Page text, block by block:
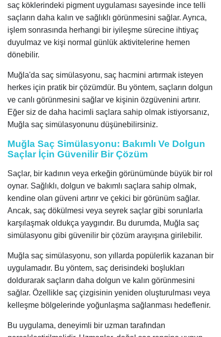
saç köklerindeki pigment uygulaması sayesinde ince telli
saçların daha kalın ve sağlıklı görünmesini sağlar. Ayrıca,
işlem sonrasında herhangi bir iyileşme sürecine ihtiyaç
duyulmaz ve kişi normal günlük aktivitelerine hemen
dönebilir.
Muğla'da saç simülasyonu, saç hacmini artırmak isteyen
herkes için pratik bir çözümdür. Bu yöntem, saçların dolgun
ve canlı görünmesini sağlar ve kişinin özgüvenini artırır.
Eğer siz de daha hacimli saçlara sahip olmak istiyorsanız,
Muğla saç simülasyonunu düşünebilirsiniz.
Muğla Saç Simülasyonu: Bakımlı Ve Dolgun
Saçlar İçin Güvenilir Bir Çözüm
Saçlar, bir kadının veya erkeğin görünümünde büyük bir rol
oynar. Sağlıklı, dolgun ve bakımlı saçlara sahip olmak,
kendine olan güveni artırır ve çekici bir görünüm sağlar.
Ancak, saç dökülmesi veya seyrek saçlar gibi sorunlarla
karşılaşmak oldukça yaygındır. Bu durumda, Muğla saç
simülasyonu gibi güvenilir bir çözüm arayışına girilebilir.
Muğla saç simülasyonu, son yıllarda popülerlik kazanan bir
uygulamadır. Bu yöntem, saç derisindeki boşlukları
doldurarak saçların daha dolgun ve kalın görünmesini
sağlar. Özellikle saç çizgisinin yeniden oluşturulması veya
kelleşme bölgelerinde yoğunlaşma sağlanması hedeflenir.
Bu uygulama, deneyimli bir uzman tarafından